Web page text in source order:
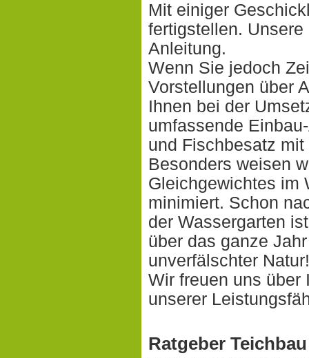
Mit einiger
fertigstellen.
Anleitung.
Wenn Sie jedoch
Vorstellungen über
Ihnen bei der
umfassende
und Fischbesatz
Besonders weisen
Gleichgewichtes im
minimiert. Schon
der Wassergarten
über das ganze
unverfälschter Natur!
Wir freuen uns über
unserer
Ratgeber Teichbau